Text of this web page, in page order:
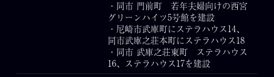
・同市 門前町 若年夫婦向けの西宮
グリーンハイツ5号館を建設
・尼崎市武庫町にステラハウス14、
同市武庫之荘本町にステラハウス18
・同市 武庫之荘東町 ステラハウス
16、ステラハウス17を建設